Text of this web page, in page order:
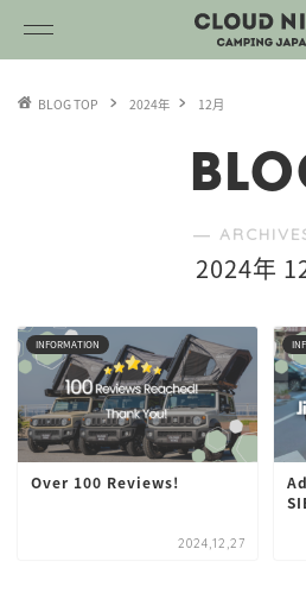
BLOG TOP 2024年 12月
―
2024年
INFORMATION
Over 100 Reviews!
2024,12,27